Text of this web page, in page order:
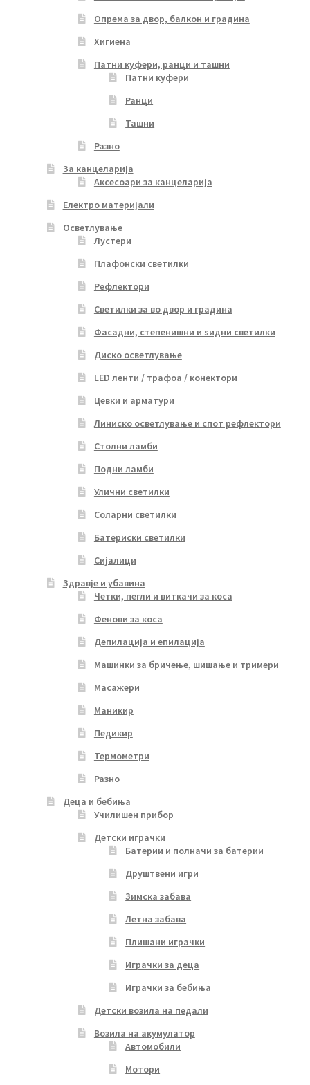
Опрема за двор, балкон и градина
Хигиена
Патни куфери, ранци и ташни
Патни куфери
Ранци
Ташни
Разно
За канцеларија
Аксесоари за канцеларија
Електро материјали
Осветлување
Лустери
Плафонски светилки
Рефлектори
Светилки за во двор и градина
Фасадни, степенишни и ѕидни светилки
Диско осветлување
LED ленти / трафоа / конектори
Цевки и арматури
Линиско осветлување и спот рефлектори
Столни ламби
Подни ламби
Улични светилки
Соларни светилки
Батериски светилки
Сијалици
Здравје и убавина
Четки, пегли и виткачи за коса
Фенови за коса
Депилација и епилација
Машинки за бричење, шишање и тримери
Масажери
Маникир
Педикир
Термометри
Разно
Деца и бебиња
Училишен прибор
Детски играчки
Батерии и полначи за батерии
Друштвени игри
Зимска забава
Летна забава
Плишани играчки
Играчки за деца
Играчки за бебиња
Детски возила на педали
Возила на акумулатор
Автомобили
Мотори